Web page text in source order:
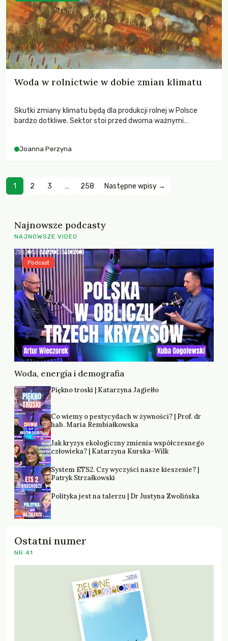
Woda w rolnictwie w dobie zmian klimatu
Skutki zmiany klimatu będą dla produkcji rolnej w Polsce
bardzo dotkliwe. Sektor stoi przed dwoma ważnymi
zachodzących zmian klimatycznych. Wymagać to będzie
Joanna Perzyna
1 2 3 … 258 Następne wpisy →
Najnowsze podcasty
NAJNOWSZE VIDEO
Woda, energia i demografia
Podcast
Piękno troski | Katarzyna Jagiełło
Co wiemy o pestycydach w żywności? | Prof. dr
hab. Maria Rembiałkowska
Jak kryzys ekologiczny zmienia współczesnego
człowieka? | Katarzyna Kurska-Wilk
System ETS2. Czy wyczyści nasze kieszenie? |
Patryk Strzałkowski
Polityka jest na talerzu | Dr Justyna Zwolińska
Ostatni numer
NR 41